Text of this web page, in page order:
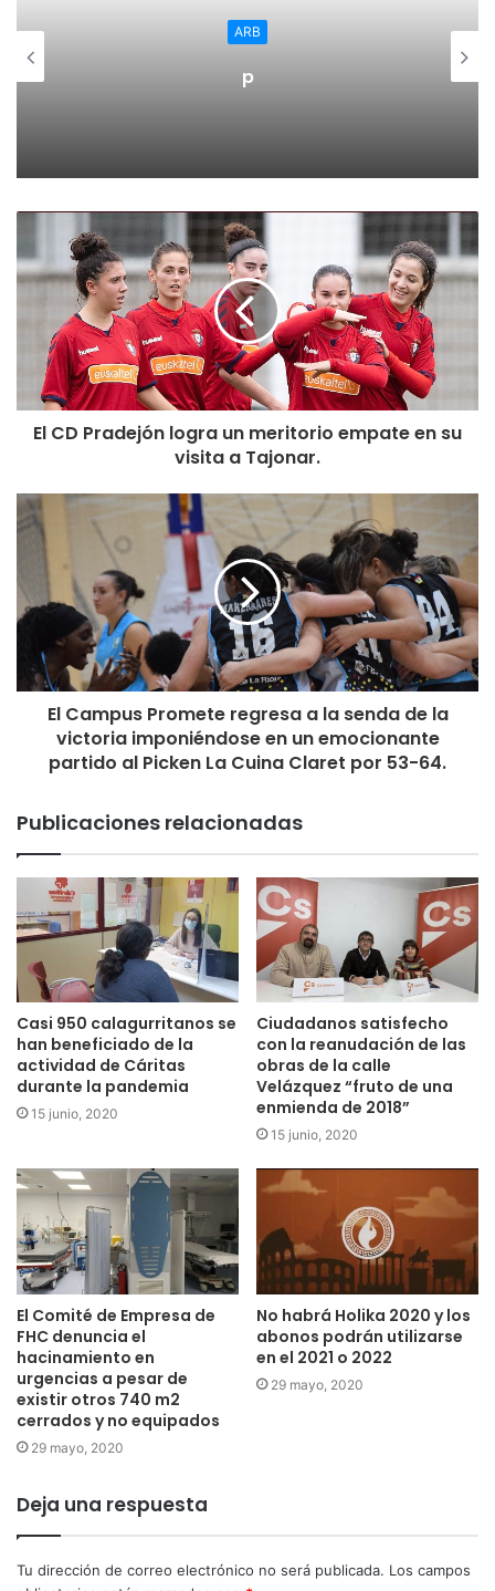
ARB
p
El CD Pradejón logra un meritorio empate en su
visita a Tajonar.
El Campus Promete regresa a la senda de la
victoria imponiéndose en un emocionante
partido al Picken La Cuina Claret por 53-64.
Publicaciones relacionadas
Casi 950 calagurritanos se
han beneficiado de la
actividad de Cáritas
durante la pandemia
15 junio, 2020
Ciudadanos satisfecho
con la reanudación de las
obras de la calle
Velázquez “fruto de una
enmienda de 2018”
15 junio, 2020
El Comité de Empresa de
FHC denuncia el
hacinamiento en
urgencias a pesar de
existir otros 740 m2
cerrados y no equipados
29 mayo, 2020
No habrá Holika 2020 y los
abonos podrán utilizarse
en el 2021 o 2022
29 mayo, 2020
Deja una respuesta
Tu dirección de correo electrónico no será publicada. Los campos